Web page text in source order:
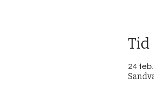
Tid
24